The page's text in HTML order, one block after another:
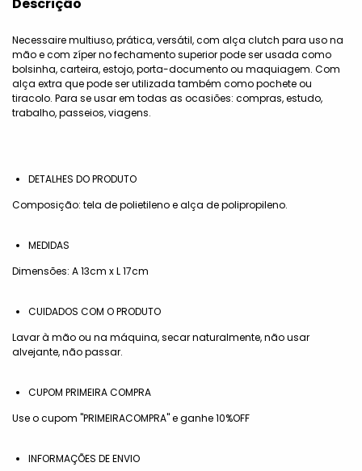
Necessaire multiuso, prática, versátil, com alça clutch para uso na
mão e com zíper no fechamento superior pode ser usada como
bolsinha, carteira, estojo, porta-documento ou maquiagem. Com
alça extra que pode ser utilizada também como pochete ou
tiracolo. Para se usar em todas as ocasiões: compras, estudo,
trabalho, passeios, viagens.
DETALHES DO PRODUTO
Composição: tela de polietileno e alça de polipropileno.
MEDIDAS
Dimensões: A 13cm x L 17cm
CUIDADOS COM O PRODUTO
Lavar à mão ou na máquina, secar naturalmente, não usar
alvejante, não passar.
CUPOM PRIMEIRA COMPRA
Use o cupom "PRIMEIRACOMPRA" e ganhe 10%OFF
INFORMAÇÕES DE ENVIO